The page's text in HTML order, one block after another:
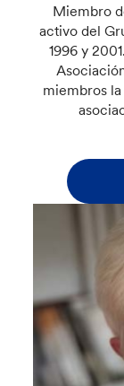
Miembro
activo del
1996 y
miembros